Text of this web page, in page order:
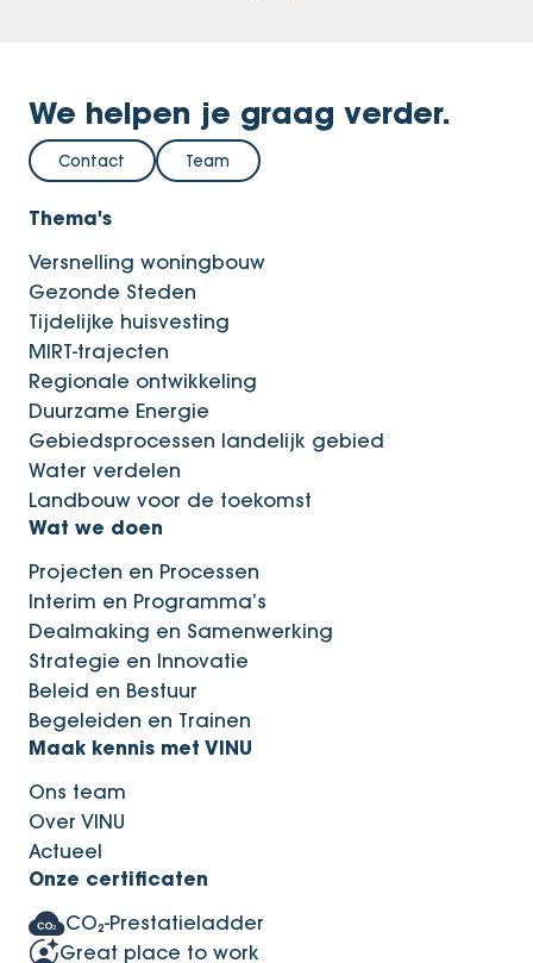
We helpen je graag verder.
Contact Team
Thema's
Versnelling woningbouw
Gezonde Steden
Tijdelijke huisvesting
MIRT-trajecten
Regionale ontwikkeling
Duurzame Energie
Gebiedsprocessen landelijk gebied
Water verdelen
Landbouw voor de toekomst
Wat we doen
Projecten en Processen
Interim en Programma’s
Dealmaking en Samenwerking
Strategie en Innovatie
Beleid en Bestuur
Begeleiden en Trainen
Maak kennis met VINU
Ons team
Over VINU
Actueel
Onze certificaten
CO₂-Prestatieladder
Great place to work